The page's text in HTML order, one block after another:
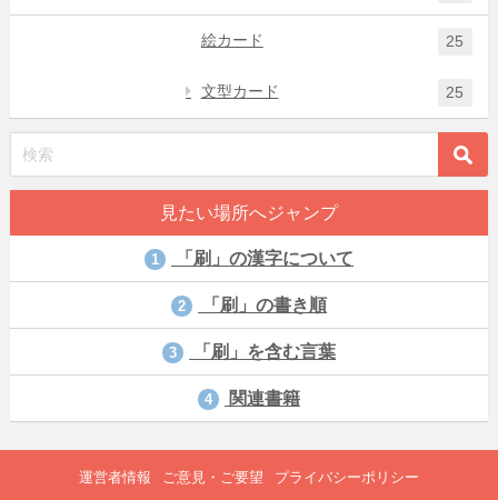
絵カード 25
文型カード 25
見たい場所へジャンプ
1 「刷」の漢字について
2 「刷」の書き順
3 「刷」を含む言葉
4 関連書籍
運営者情報 ご意見・ご要望 プライバシーポリシー